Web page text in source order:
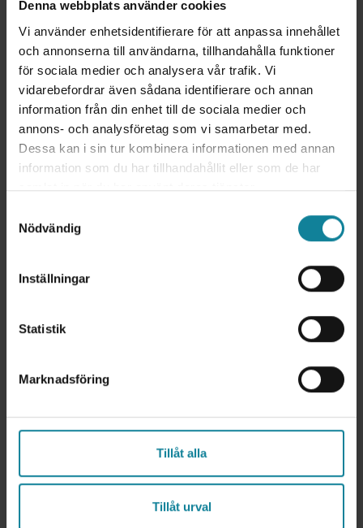
Denna webbplats använder cookies
Vi använder enhetsidentifierare för att anpassa innehållet
och annonserna till användarna, tillhandahålla funktioner
för sociala medier och analysera vår trafik. Vi
vidarebefordrar även sådana identifierare och annan
information från din enhet till de sociala medier och
annons- och analysföretag som vi samarbetar med.
Dessa kan i sin tur kombinera informationen med annan
information som du har tillhandahållit eller som de har
samlat in när du har använt deras tjänster.
Nödvändig
Inställningar
Statistik
Marknadsföring
Tillåt alla
Tillåt urval
Operatörsoberoende växel: Långsiktig strategi &
riskhantering
Att välja växellösning är en av de mest långsiktiga
investeringarna i ett företags kommunikation. För
många företag är...
DSTNY | 2025-08-25
företag 2025
Digitala möten har på bara några år blivit en